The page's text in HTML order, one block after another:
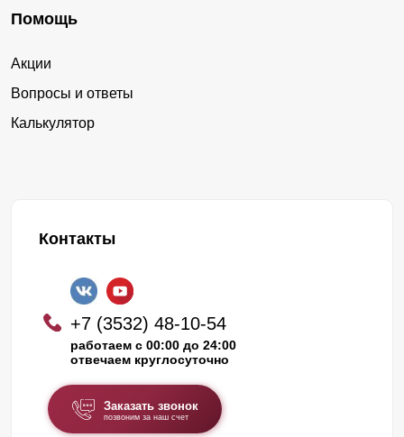
Помощь
Акции
Вопросы и ответы
Калькулятор
Контакты
+7 (3532) 48-10-54
работаем с 00:00 до 24:00
отвечаем круглосуточно
Заказать звонок
позвоним за наш счет